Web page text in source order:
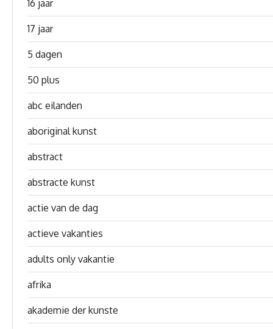
16 jaar
17 jaar
5 dagen
50 plus
abc eilanden
aboriginal kunst
abstract
abstracte kunst
actie van de dag
actieve vakanties
adults only vakantie
afrika
akademie der kunste